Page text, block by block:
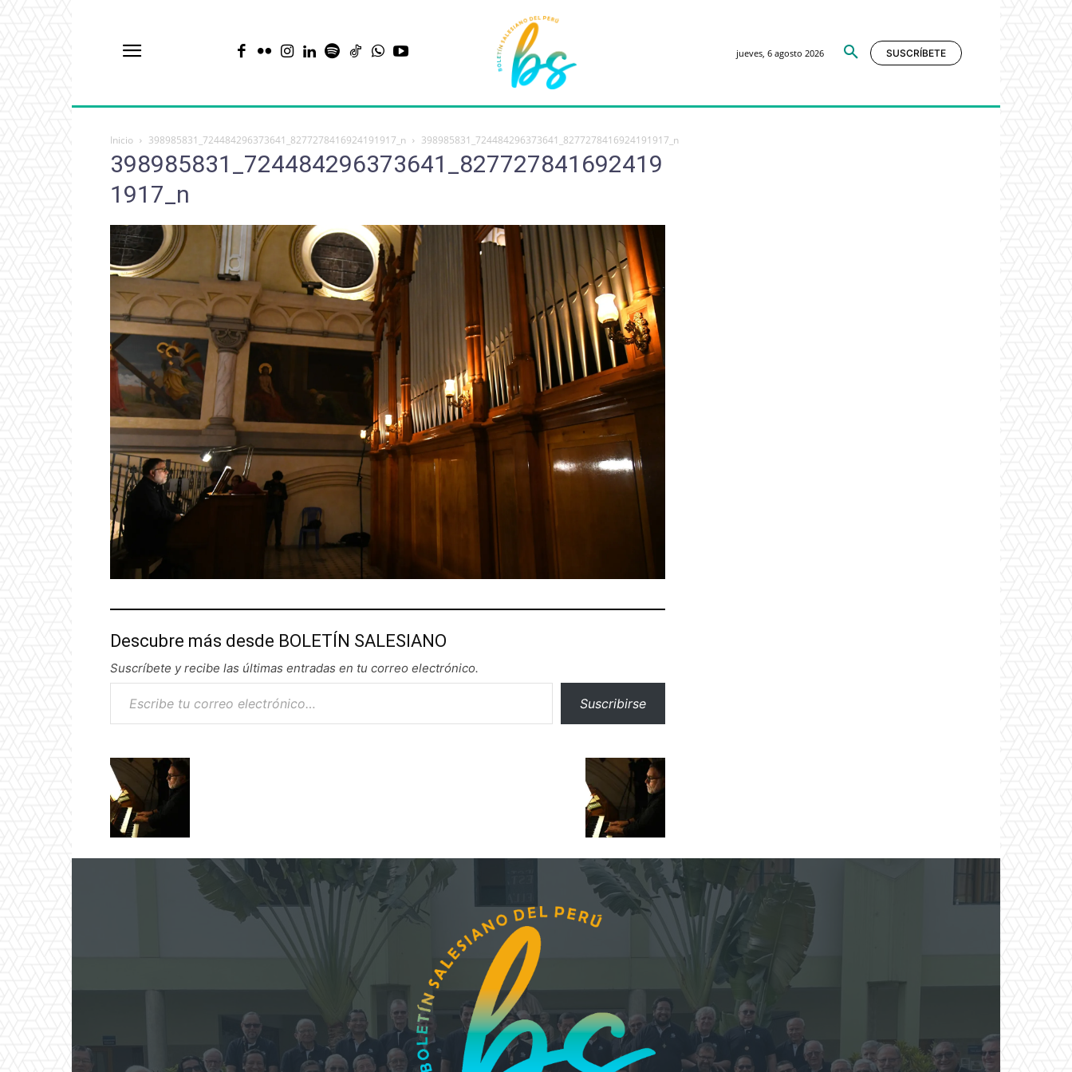
jueves, 6 agosto 2026 SUSCRÍBETE
Inicio 398985831_724484296373641_8277278416924191917_n 398985831_724484296373641_8277278416924191917_n
398985831_724484296373641_827727841692419
1917_n
Descubre más desde BOLETÍN SALESIANO
Suscríbete y recibe las últimas entradas en tu correo electrónico.
Escribe tu correo electrónico…
Suscribirse